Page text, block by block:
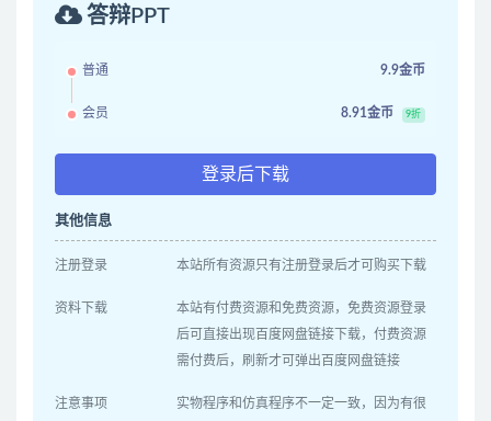
答辩PPT
普通 9.9金币
会员 8.91金币 9折
登录后下载
其他信息
注册登录 本站所有资源只有注册登录后才可购买下载
资料下载
本站有付费资源和免费资源，免费资源登录
后可直接出现百度网盘链接下载，付费资源
需付费后，刷新才可弹出百度网盘链接
注意事项
实物程序和仿真程序不一定一致，因为有很